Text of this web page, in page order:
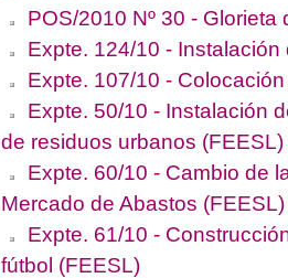
POS/2010 Nº 30 - Glorieta
Expte. 124/10 -
Expte. 107/10 -
Expte. 50/10 - Instalación
de residuos urbanos (FEESL)
Expte. 60/10 - Cambio de
Mercado de Abastos (FEESL)
Expte. 61/10 -
fútbol (FEESL)